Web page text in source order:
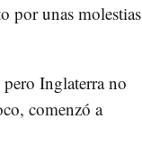
por unas molestias
pero Inglaterra no
comenzó a